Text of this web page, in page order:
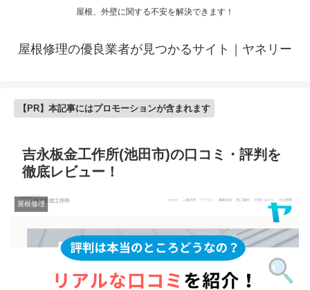
屋根、外壁に関する不安を解決できます！
屋根修理の優良業者が見つかるサイト｜ヤネリー
【PR】本記事にはプロモーションが含まれます
吉永板金工作所(池田市)の口コミ・評判を
徹底レビュー！
屋根修理